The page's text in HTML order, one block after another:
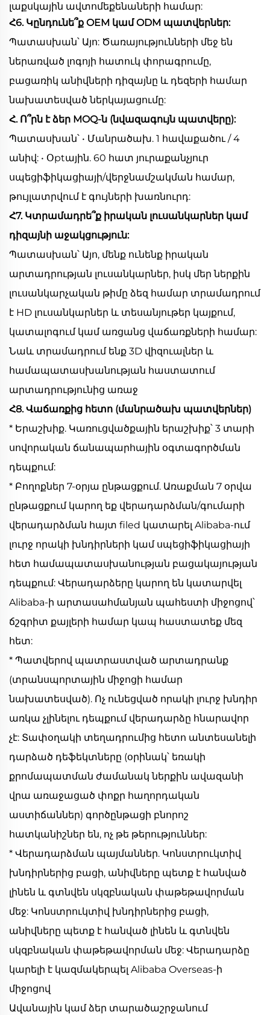
լաքսկային ավտոմեքենաների համար:
Հ6. Կընդունե՞ք OEM կամ ODM պատվերներ:
Պատասխան՝ Այո: Ծառայությունների մեջ են
ներառված լոգոյի հատուկ փորագրումը,
բացառիկ անիվների դիզայնը և դեզերի համար
նախատեսված ներկայացումը:
Հ. Ո՞րն է ձեր MOQ-ն (նվազագույն պատվերը):
Պատասխան՝ • Մանրածախ. 1 հավաքածու / 4
անիվ: • Օptային. 60 հատ յուրաքանչյուր
սպեցիֆիկացիայի/վերջնամշակման համար,
թույլատրվում է գույների խառնուրդ:
Հ7. Կտրամադրե՞ք իրական լուսանկարներ կամ
դիզայնի աջակցություն:
Պատասխան՝ Այո, մենք ունենք իրական
արտադրության լուսանկարներ, իսկ մեր ներքին
լուսանկարչական թիմը ձեզ համար տրամադրում
է HD լուսանկարներ և տեսանյութեր կայքում,
կատալոգում կամ առցանց վաճառքների համար:
Նաև տրամադրում ենք 3D վիզուալներ և
համապատասխանության հաստատում
արտադրությունից առաջ
Հ8. Վաճառքից հետո (մանրածախ պատվերներ)
* Երաշխիք. Կառուցվածքային երաշխիք՝ 3 տարի
սովորական ճանապարհային օգտագործման
դեպքում:
* Բողոքներ 7-օրյա ընթացքում. Առաքման 7 օրվա
ընթացքում կարող եք վերադարձման/գումարի
վերադարձման հայտ filed կատարել Alibaba-ում
լուրջ որակի խնդիրների կամ սպեցիֆիկացիայի
հետ համապատասխանության բացակայության
դեպքում: Վերադարձերը կարող են կատարվել
Alibaba-ի արտասահմանյան պահեստի միջոցով՝
ճշգրիտ քայլերի համար կապ հաստատեք մեզ
հետ:
* Պատվերով պատրաստված արտադրանք
(տրանսպորտային միջոցի համար
նախատեսված). Ոչ ունեցված որակի լուրջ խնդիր
առկա չլինելու դեպքում վերադարձը հնարավոր
չէ: Տափօղակի տեղադրումից հետո անտեսանելի
դարձած դեֆեկտները (օրինակ՝ եռակի
քրոմապատման ժամանակ ներքին ավազանի
վրա առաջացած փոքր հաղորդական
աստիճաններ) գործընթացի բնորոշ
հատկանիշներ են, ոչ թե թերություններ:
* Վերադարձման պայմաններ. Կոնստրուկտիվ
խնդիրներից բացի, անիվները պետք է հանված
լինեն և գտնվեն սկզբնական փաթեթավորման
մեջ: Կոնստրուկտիվ խնդիրներից բացի,
անիվները պետք է հանված լինեն և գտնվեն
սկզբնական փաթեթավորման մեջ: Վերադարձը
կարելի է կազմակերպել Alibaba Overseas-ի
միջոցով
Ավանային կամ ձեր տարածաշրջանում